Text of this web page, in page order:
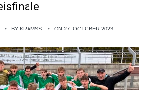
BY KRAMSS ON 27. OCTOBER 2023